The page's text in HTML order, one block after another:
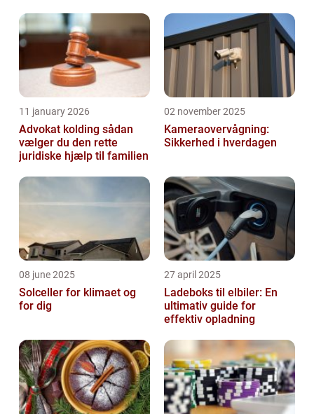
11 january 2026
Advokat kolding sådan
vælger du den rette
juridiske hjælp til familien
02 november 2025
Kameraovervågning:
Sikkerhed i hverdagen
08 june 2025
Solceller for klimaet og
for dig
27 april 2025
Ladeboks til elbiler: En
ultimativ guide for
effektiv opladning